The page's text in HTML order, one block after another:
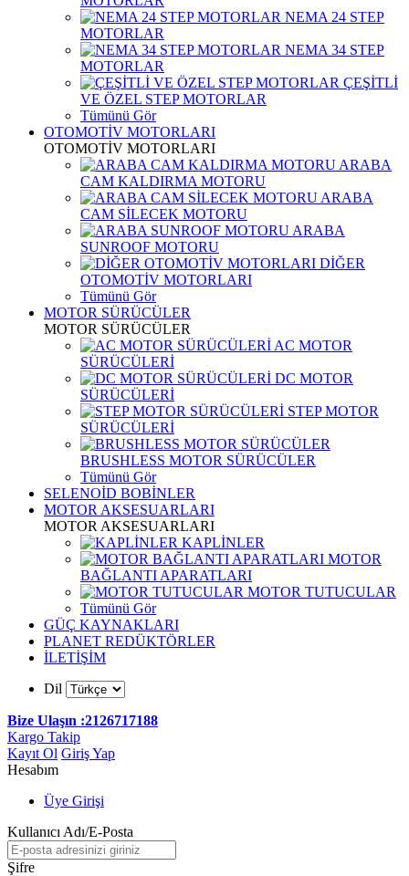
NEMA 24 STEP
MOTORLAR
NEMA 34 STEP
MOTORLAR
ÇEŞİTLİ
VE ÖZEL STEP MOTORLAR
Tümünü Gör
OTOMOTİV MOTORLARI
OTOMOTİV MOTORLARI
ARABA
CAM KALDIRMA MOTORU
ARABA
CAM SİLECEK MOTORU
ARABA
SUNROOF MOTORU
DİĞER
OTOMOTİV MOTORLARI
Tümünü Gör
MOTOR SÜRÜCÜLER
MOTOR SÜRÜCÜLER
AC MOTOR
SÜRÜCÜLERİ
DC MOTOR
SÜRÜCÜLERİ
STEP MOTOR
SÜRÜCÜLERİ
BRUSHLESS MOTOR SÜRÜCÜLER
Tümünü Gör
SELENOİD BOBİNLER
MOTOR AKSESUARLARI
MOTOR AKSESUARLARI
KAPLİNLER
MOTOR
BAĞLANTI APARATLARI
MOTOR TUTUCULAR
Tümünü Gör
GÜÇ KAYNAKLARI
PLANET REDÜKTÖRLER
İLETİŞİM
Dil
Bize Ulaşın :2126717188
Kargo Takip
Kayıt Ol Giriş Yap
Hesabım
Üye Girişi
Kullanıcı Adı/E-Posta
Şifre